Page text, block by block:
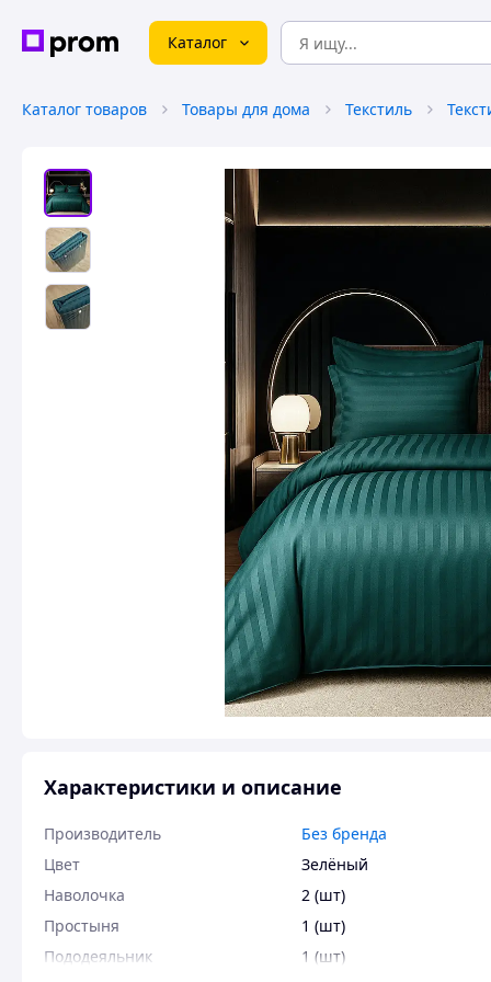
Каталог
Каталог товаров Товары для дома Текстиль
Характеристики и описание
Производитель
Без бренда
Цвет
Зелёный
Наволочка
2 (шт)
Простыня
1 (шт)
Пододеяльник
1 (шт)